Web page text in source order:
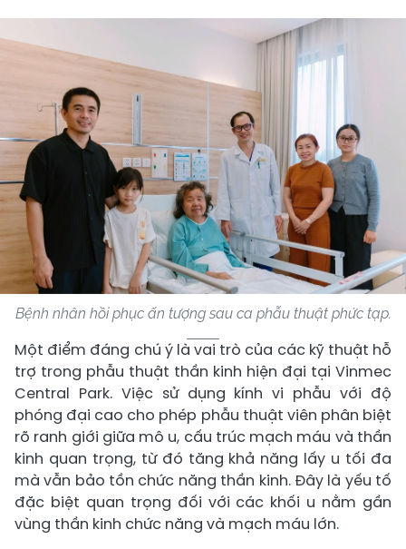
Bệnh nhân hồi phục ấn tượng sau ca phẫu thuật phức tạp.
Một điểm đáng chú ý là vai trò của các kỹ thuật hỗ
trợ trong phẫu thuật thần kinh hiện đại tại Vinmec
Central Park. Việc sử dụng kính vi phẫu với độ
phóng đại cao cho phép phẫu thuật viên phân biệt
rõ ranh giới giữa mô u, cấu trúc mạch máu và thần
kinh quan trọng, từ đó tăng khả năng lấy u tối đa
mà vẫn bảo tồn chức năng thần kinh. Đây là yếu tố
đặc biệt quan trọng đối với các khối u nằm gần
vùng thần kinh chức năng và mạch máu lớn.